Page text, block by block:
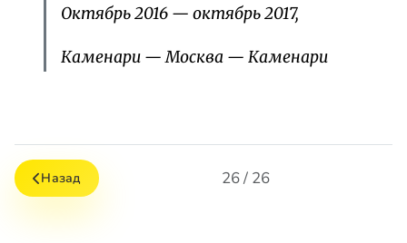
Октябрь 2016 — октябрь 2017,
Каменари — Москва — Каменари
Назад 26 / 26